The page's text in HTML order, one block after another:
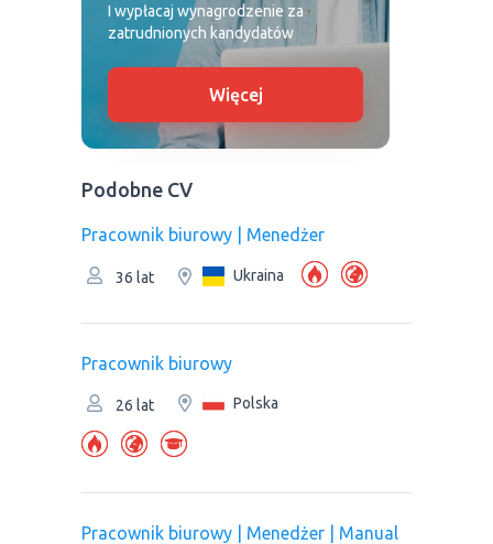
I wypłacaj wynagrodzenie za
zatrudnionych kandydatów
Więcej
Podobne CV
Pracownik biurowy | Menedżer
36 lat Ukraina
Pracownik biurowy
26 lat Polska
Pracownik biurowy | Menedżer | Manual